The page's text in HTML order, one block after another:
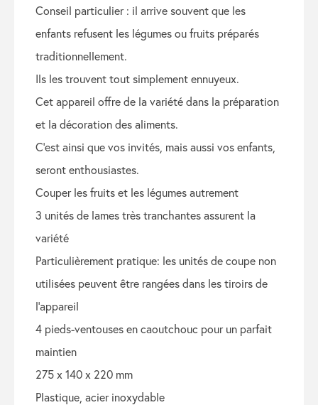
conseil particulier : il arrive souvent que les
enfants refusent les légumes ou fruits préparés
traditionnellement.
ils les trouvent tout simplement ennuyeux.
cet appareil offre de la variété dans la préparation
et la décoration des aliments.
c’est ainsi que vos invités, mais aussi vos enfants,
seront enthousiastes.
couper les fruits et les légumes autrement
3 unités de lames très tranchantes assurent la
variété
particulièrement pratique: les unités de coupe non
utilisées peuvent être rangées dans les tiroirs de
l’appareil
4 pieds-ventouses en caoutchouc pour un parfait
maintien
275 x 140 x 220 mm
plastique, acier inoxydable